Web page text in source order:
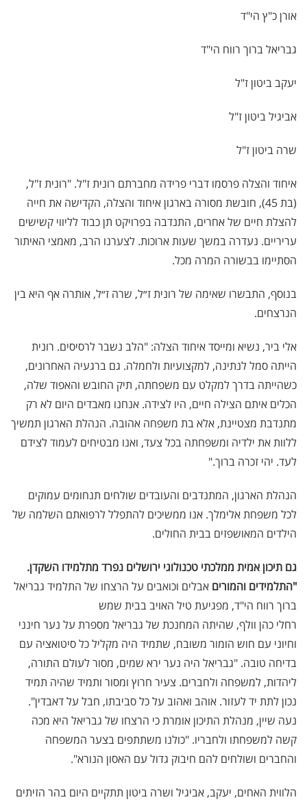
אורן כ"ץ הי"ד
גבריאל ברוך רווח הי"ד
יעקב ביטון ז"ל
אביגיל ביטון ז"ל
שרה ביטון ז"ל
איחוד והצלה פרסמו דברי פרידה מחברתם רונית ז"ל. "רונית ז"ל,
(בת 45), חובשת מסורה בארגון איחוד והצלה, הקדישה את חייה
להצלת חיים של אחרים, התנדבה בפרויקט תן כבוד לליווי קשישים
עריריים. נעדרה במשך שעות ארוכות. לצערנו הרב, מאמצי האיתור
הסתיימו בבשורה המרה מכל.
בנוסף, התבשרו שאימה של רונית ז״ל, שרה ז״ל, אותרה אף היא בין
הנרצחים.
אלי ביר, נשיא ומייסד איחוד הצלה: "הלב נשבר לרסיסים. רונית
הייתה סמל לנתינה, למקצועיות ולחמלה. גם ברגעיה האחרונים,
כשהייתה בדרך למקלט עם משפחתה, תיק החובש והאפוד שלה,
הכלים איתם הצילה חיים, היו לצידה. אנחנו מאבדים היום לא רק
מתנדבת מצטיינת, אלא בת משפחה אהובה. הנהלת הארגון תמשיך
ללוות את ילדיה ומשפחתה בכל צעד, ואנו מבטיחים לעמוד לצידם
לעד. יהי זכרה ברוך."
הנהלת הארגון, המתנדבים והעובדים שולחים תנחומים עמוקים
לכל משפחת אלימלך. אנו ממשיכים להתפלל לרפואתם השלמה של
הילדים המאושפזים בבית החולים.
גם תיכון אמית ממלכתי טכנולוגי ירושלים נפרד מתלמידו השקדן.
"התלמידים והמורים אבלים וכואבים על הרצחו של התלמיד גבריאל
ברוך רווח הי"ד, מפגיעת טיל האויב בבית שמש
רחלי כהן וולף, שהיתה המחנכת של גבריאל מספרת על נער חינני
וחיוני עם חוש הומור משובח, שתמיד היה מקליל כל סיטואציה עם
בדיחה טובה. "גבריאל היה נער ירא שמים, מסור לעולם התורה,
ליהדות, למשפחה ולחברים. צעיר חרוץ ומסור ותמיד שהיה תמיד
נכון לתת יד לעזור. אוהב ואהוב על כל סביבתו, חבל על דאבדין".
נעה שיין, מנהלת התיכון אומרת כי הרצחו של גבריאל היא מכה
קשה למשפחתו ולחבריו. "כולנו משתתפים בצער המשפחה
והחברים ושולחים להם חיבוק גדול עם האסון הנורא".
הלווית האחים, יעקב, אביגיל ושרה ביטון תתקיים היום בהר הזיתים